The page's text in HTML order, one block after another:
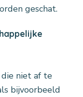
geschat.
niet af te
bijvoorbeeld